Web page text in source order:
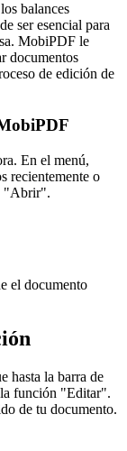
balances
ser esencial para
MobiPDF le
documentos
de edición de
En el menú,
recientemente o
"Abrir".
el documento
hasta la barra de
la función "Editar".
de tu documento.